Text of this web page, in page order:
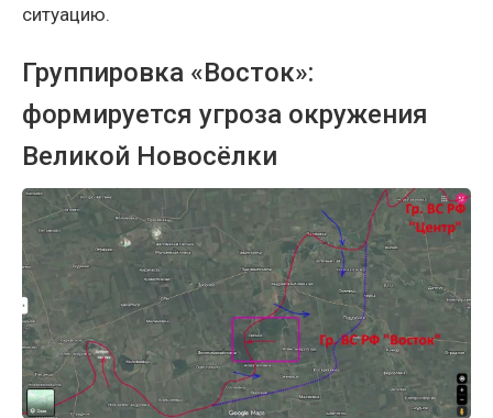
ситуацию.
Группировка «Восток»:
формируется угроза окружения
Великой Новосёлки